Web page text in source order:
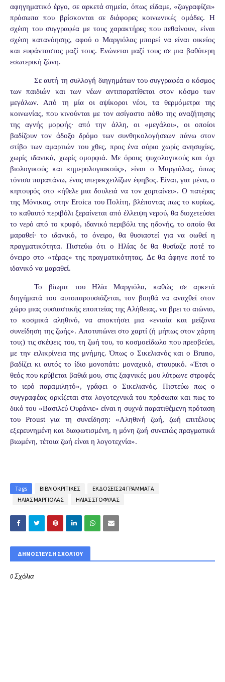
αφηγηματικό έργο, σε αρκετά σημεία, όπως είδαμε, «ζωγραφίζει»
πρόσωπα που βρίσκονται σε διάφορες κοινωνικές ομάδες. Η
σχέση του συγγραφέα με τους χαρακτήρες που πεθαίνουν, είναι
σχέση κατανόησης, αφού ο Μαργιόλας μπορεί να είναι οικείος
και ευφάνταστος μαζί τους. Ενώνεται μαζί τους σε μια βαθύτερη
εσωτερική ζώνη.
Σε αυτή τη συλλογή διηγημάτων του συγγραφέα ο κόσμος
των παιδιών και των νέων αντιπαρατίθεται στον κόσμο των
μεγάλων. Από τη μία οι αψίκοροι νέοι, τα θερμόμετρα της
κοινωνίας, που κινούνται με τον ασίγαστο πόθο της αναζήτησης
της αγνής μορφής· από την άλλη, οι «μεγάλοι», οι οποίοι
βαδίζουν τον άδοξο δρόμο των συνθηκολογήσεων πάνω στον
στίβο των αμαρτιών του χθες, προς ένα αύριο χωρίς ανησυχίες,
χωρίς ιδανικά, χωρίς ομορφιά. Με όρους ψυχολογικούς και όχι
βιολογικούς και «ημερολογιακούς», είναι ο Μαργιόλας, όπως
τόνισα παραπάνω, ένας υπερεκχειλίζων έφηβος. Είναι, για μένα, ο
κηπουρός στο «ήθελε μια δουλειά να τον χορταίνει». Ο πατέρας
της Μόνικας, στην Eroica του Πολίτη, βλέποντας πως το κυρίως,
το καθαυτό περιβόλι ξεραίνεται από έλλειψη νερού, θα διοχετεύσει
το νερό από το κρυφό, ιδανικό περιβόλι της ηδονής, το οποίο θα
μαραθεί· το ιδανικό, το όνειρο, θα θυσιαστεί για να σωθεί η
πραγματικότητα. Πιστεύω ότι ο Ηλίας δε θα θυσίαζε ποτέ το
όνειρο στο «τέρας» της πραγματικότητας. Δε θα άφηνε ποτέ το
ιδανικό να μαραθεί.
Το βίωμα του Ηλία Μαργιόλα, καθώς σε αρκετά
διηγήματά του αυτοπαρουσιάζεται, τον βοηθά να αναχθεί στον
χώρο μιας ουσιαστικής εποπτείας της Αλήθειας, να βρει το αιώνιο,
το κοσμικά αληθινό, να αποκτήσει μια «ενιαία και μείζονα
συνείδηση της ζωής». Αποτυπώνει στο χαρτί (ή μήπως στον χάρτη
του;) τις σκέψεις του, τη ζωή του, το κοσμοείδωλο που πρεσβεύει,
με την ειλικρίνεια της μνήμης. Όπως ο Σικελιανός και ο Bruno,
βαδίζει κι αυτός το ίδιο μονοπάτι: μοναχικό, σταυρικό. «Έτσι ο
θεός που κρύβεται βαθιά μου, στις ξαφνικές μου λύτρωνε στροφές
το ιερό παραμιλητό», γράφει ο Σικελιανός. Πιστεύω πως ο
συγγραφέας ορκίζεται στα λογοτεχνικά του πρόσωπα και πως το
δικό του «Βασιλεύ Ουράνιε» είναι η συχνά παρατιθέμενη πρόταση
του Proust για τη συνείδηση: «Αληθινή ζωή, ζωή επιτέλους
εξερευνημένη και διαφωτισμένη, η μόνη ζωή συνεπώς πραγματικά
βιωμένη, τέτοια ζωή είναι η λογοτεχνία».
Tags ΒΙΒΛΙΟΚΡΙΤΙΚΕΣ
ΕΚΔΟΣΕΙΣ 24 ΓΡΑΜΜΑΤΑ
ΗΛΙΑΣ ΜΑΡΓΙΟΛΑΣ
ΗΛΙΑΣ ΣΤΟΦΥΛΑΣ
ΔΗΜΟΣΊΕΥΣΗ ΣΧΟΛΊΟΥ
0 Σχόλια